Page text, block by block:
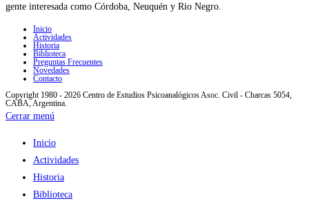
gente interesada como Córdoba, Neuquén y Rio Negro.
Inicio
Actividades
Historia
Biblioteca
Preguntas Frecuentes
Novedades
Contacto
Copyright 1980 - 2026 Centro de Estudios Psicoanalógicos Asoc. Civil - Charcas 5054,
CABA, Argentina.
Cerrar menú
Inicio
Actividades
Historia
Biblioteca